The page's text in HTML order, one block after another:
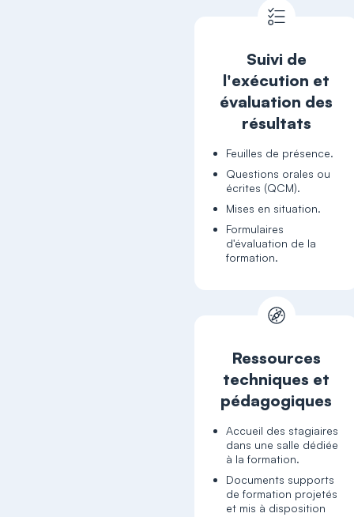
Suivi de
l'exécution et
évaluation des
résultats
Feuilles de présence.
Questions orales ou
écrites (QCM).
Mises en situation.
Formulaires
d'évaluation de la
formation.
Ressources
techniques et
pédagogiques
Accueil des stagiaires
dans une salle dédiée
à la formation.
Documents supports
de formation projetés
et mis à disposition